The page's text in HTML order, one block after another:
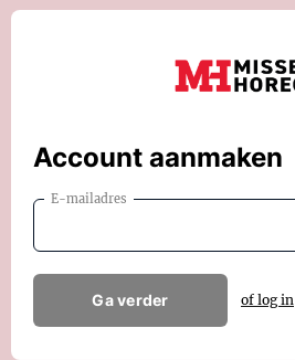
Account aanmaken
E-mailadres
Ga verder of log in